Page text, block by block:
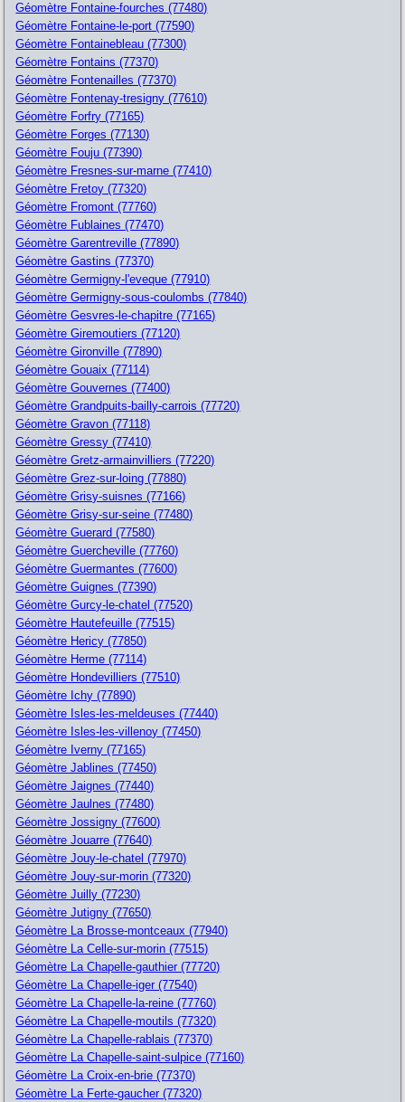
Géomètre Fontaine-fourches (77480)
Géomètre Fontaine-le-port (77590)
Géomètre Fontainebleau (77300)
Géomètre Fontains (77370)
Géomètre Fontenailles (77370)
Géomètre Fontenay-tresigny (77610)
Géomètre Forfry (77165)
Géomètre Forges (77130)
Géomètre Fouju (77390)
Géomètre Fresnes-sur-marne (77410)
Géomètre Fretoy (77320)
Géomètre Fromont (77760)
Géomètre Fublaines (77470)
Géomètre Garentreville (77890)
Géomètre Gastins (77370)
Géomètre Germigny-l'eveque (77910)
Géomètre Germigny-sous-coulombs (77840)
Géomètre Gesvres-le-chapitre (77165)
Géomètre Giremoutiers (77120)
Géomètre Gironville (77890)
Géomètre Gouaix (77114)
Géomètre Gouvernes (77400)
Géomètre Grandpuits-bailly-carrois (77720)
Géomètre Gravon (77118)
Géomètre Gressy (77410)
Géomètre Gretz-armainvilliers (77220)
Géomètre Grez-sur-loing (77880)
Géomètre Grisy-suisnes (77166)
Géomètre Grisy-sur-seine (77480)
Géomètre Guerard (77580)
Géomètre Guercheville (77760)
Géomètre Guermantes (77600)
Géomètre Guignes (77390)
Géomètre Gurcy-le-chatel (77520)
Géomètre Hautefeuille (77515)
Géomètre Hericy (77850)
Géomètre Herme (77114)
Géomètre Hondevilliers (77510)
Géomètre Ichy (77890)
Géomètre Isles-les-meldeuses (77440)
Géomètre Isles-les-villenoy (77450)
Géomètre Iverny (77165)
Géomètre Jablines (77450)
Géomètre Jaignes (77440)
Géomètre Jaulnes (77480)
Géomètre Jossigny (77600)
Géomètre Jouarre (77640)
Géomètre Jouy-le-chatel (77970)
Géomètre Jouy-sur-morin (77320)
Géomètre Juilly (77230)
Géomètre Jutigny (77650)
Géomètre La Brosse-montceaux (77940)
Géomètre La Celle-sur-morin (77515)
Géomètre La Chapelle-gauthier (77720)
Géomètre La Chapelle-iger (77540)
Géomètre La Chapelle-la-reine (77760)
Géomètre La Chapelle-moutils (77320)
Géomètre La Chapelle-rablais (77370)
Géomètre La Chapelle-saint-sulpice (77160)
Géomètre La Croix-en-brie (77370)
Géomètre La Ferte-gaucher (77320)